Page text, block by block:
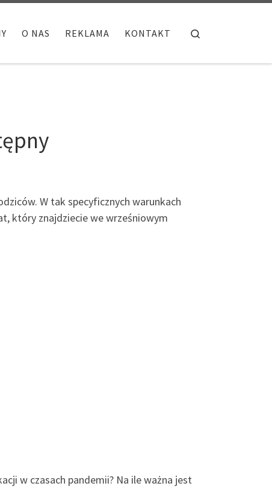
O NAS REKLAMA KONTAKT
W tak specyficznych warunkach
który znajdziecie we wrześniowym
w czasach pandemii? Na ile ważna jest